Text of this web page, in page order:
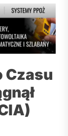
Czasu